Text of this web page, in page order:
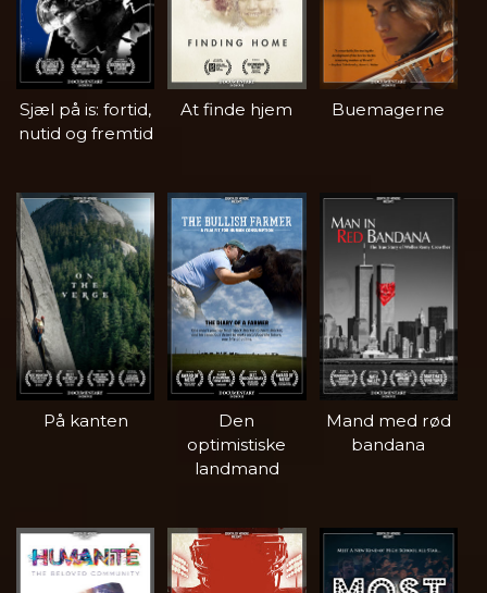
Sjæl på is: fortid,
nutid og fremtid
At finde hjem Buemagerne
På kanten
Den
optimistiske
landmand
Mand med rød
bandana